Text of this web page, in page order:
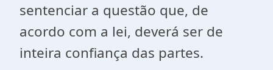
sentenciar a questão que, de
acordo com a lei, deverá ser de
inteira confiança das partes.